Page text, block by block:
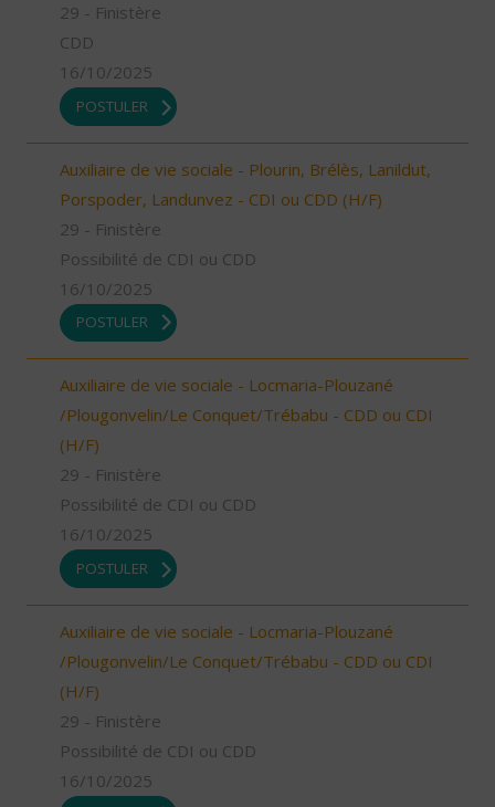
29 - Finistère
CDD
16/10/2025
POSTULER
Auxiliaire de vie sociale - Plourin, Brélès, Lanildut,
Porspoder, Landunvez - CDI ou CDD (H/F)
29 - Finistère
Possibilité de CDI ou CDD
16/10/2025
POSTULER
Auxiliaire de vie sociale - Locmaria-Plouzané
/Plougonvelin/Le Conquet/Trébabu - CDD ou CDI
(H/F)
29 - Finistère
Possibilité de CDI ou CDD
16/10/2025
POSTULER
Auxiliaire de vie sociale - Locmaria-Plouzané
/Plougonvelin/Le Conquet/Trébabu - CDD ou CDI
(H/F)
29 - Finistère
Possibilité de CDI ou CDD
16/10/2025